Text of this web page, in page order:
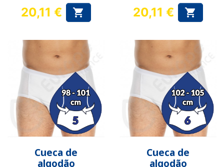
Preço
20,11 €  Preço
20,11 € 
Cueca de
algodão
Cueca de
algodão